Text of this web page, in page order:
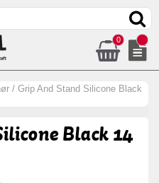
0
/ Grip And Stand Silicone Black
Black 14